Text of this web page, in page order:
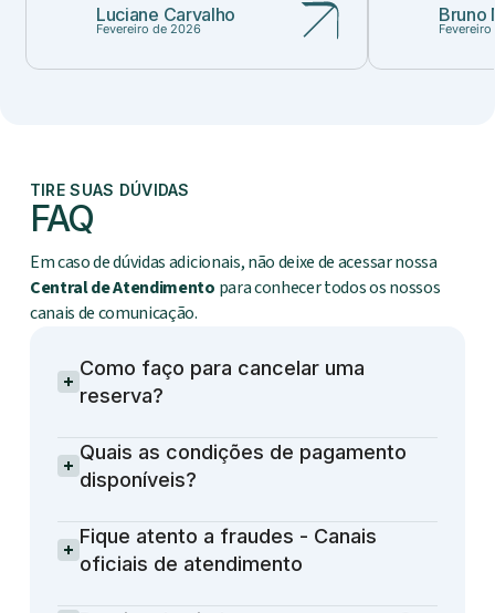
Luciane Carvalho
Fevereiro de 2026
Bruno
TIRE SUAS DÚVIDAS
FAQ
Em caso de dúvidas adicionais, não deixe de acessar nossa
Central de Atendimento para conhecer todos os nossos
canais de comunicação.
Como faço para cancelar uma
reserva?
Quais as condições de pagamento
disponíveis?
Fique atento a fraudes - Canais
oficiais de atendimento